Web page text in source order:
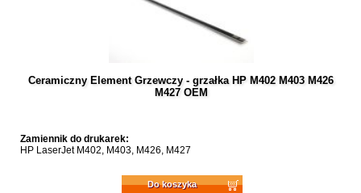
Ceramiczny Element Grzewczy - grzałka HP M402 M403 M426
M427 OEM
Zamiennik do drukarek:
HP LaserJet M402, M403, M426, M427
Do koszyka